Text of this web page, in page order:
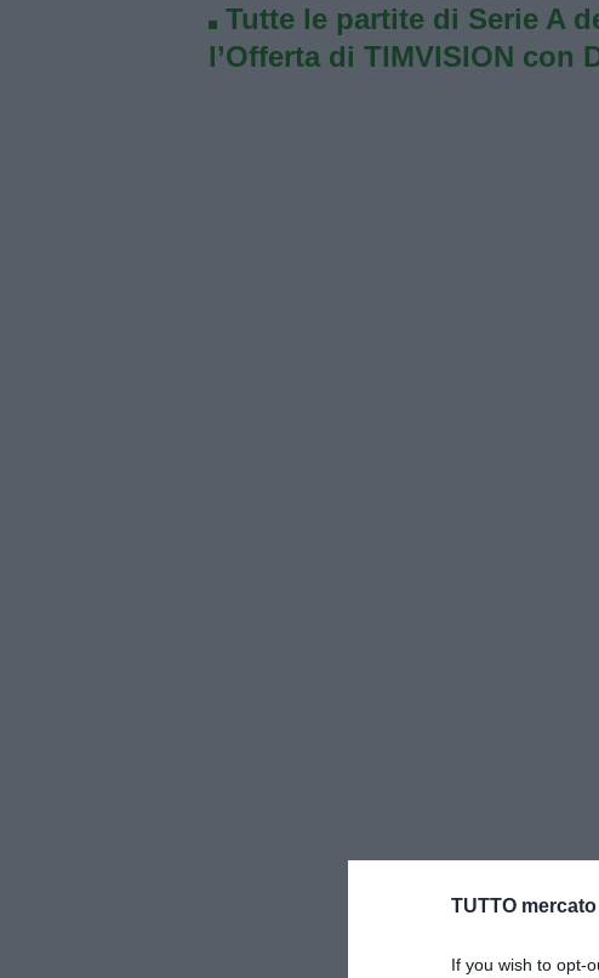
TUTTO
If you wish to opt-
Tutte le partite di Serie A
l’Offerta di TIMVISION con